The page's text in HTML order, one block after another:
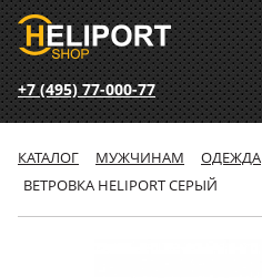
+7 (495) 77-000-77
КАТАЛОГ МУЖЧИНАМ
ОДЕЖДА
ВЕТРОВКА HELIPORT СЕРЫЙ